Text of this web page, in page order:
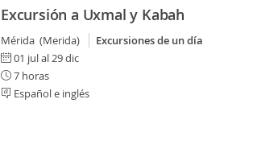
Excursión a Uxmal y Kabah
Mérida (Merida)
Excursiones de un día
01 jul al 29 dic
7 horas
Español e inglés